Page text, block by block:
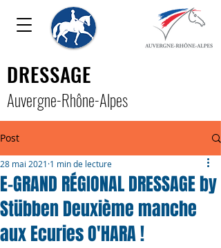
DRESSAGE
Auvergne-Rhône-Alpes
Post
E-GRAND RÉGIONAL DRESSAGE by
Stübben Deuxième manche
aux Ecuries O'HARA !
28 mai 2021 1 min de lecture